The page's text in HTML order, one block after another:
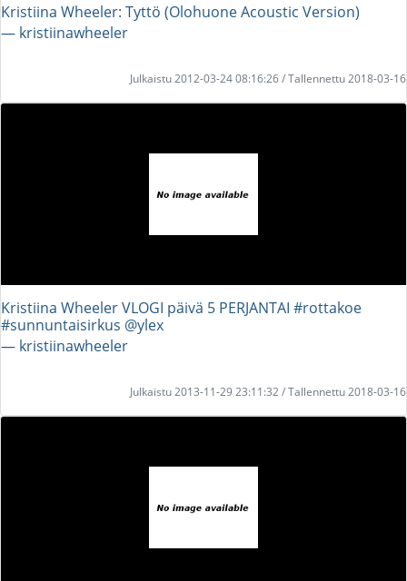
Kristiina Wheeler: Tyttö (Olohuone Acoustic Version)
― kristiinawheeler
Julkaistu 2012-03-24 08:16:26 / Tallennettu 2018-03-16
Kristiina Wheeler VLOGI päivä 5 PERJANTAI #rottakoe
#sunnuntaisirkus @ylex
― kristiinawheeler
Julkaistu 2013-11-29 23:11:32 / Tallennettu 2018-03-16